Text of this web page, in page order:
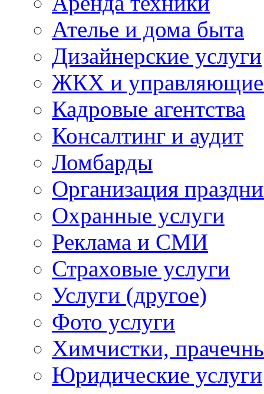
Ателье и дома быта
Дизайнерские услуги
ЖКХ и управляющие
Кадровые агентства
Консалтинг и аудит
Ломбарды
Организация
Охранные услуги
Реклама и СМИ
Страховые услуги
Услуги (другое)
Фото услуги
Химчистки,
Юридические услуги